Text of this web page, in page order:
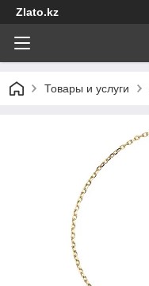
Zlato.kz
Товары и услуги